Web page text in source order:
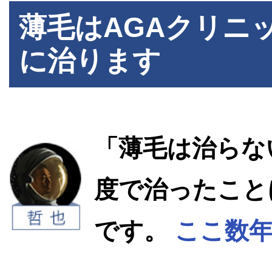
薄毛はAGAクリニ
に治ります
「薄毛は治ら
度で治ったこ
です。
ここ数